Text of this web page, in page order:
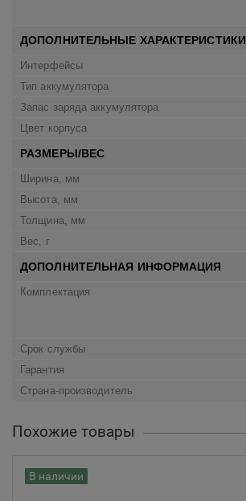
ДОПОЛНИТЕЛЬНЫЕ ХАРАКТЕРИСТИКИ
Интерфейсы
Тип аккумулятора
Запас заряда аккумулятора
Цвет корпуса
РАЗМЕРЫ/ВЕС
Ширина, мм
Высота, мм
Толщина, мм
Вес, г
ДОПОЛНИТЕЛЬНАЯ ИНФОРМАЦИЯ
Комплектация
Срок службы
Гарантия
Страна-производитель
Похожие товары
В наличии